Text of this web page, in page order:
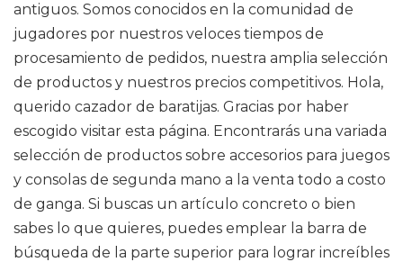
antiguos. Somos conocidos en la comunidad de
jugadores por nuestros veloces tiempos de
procesamiento de pedidos, nuestra amplia selección
de productos y nuestros precios competitivos. Hola,
querido cazador de baratijas. Gracias por haber
escogido visitar esta página. Encontrarás una variada
selección de productos sobre accesorios para juegos
y consolas de segunda mano a la venta todo a costo
de ganga. Si buscas un artículo concreto o bien
sabes lo que quieres, puedes emplear la barra de
búsqueda de la parte superior para lograr increíbles